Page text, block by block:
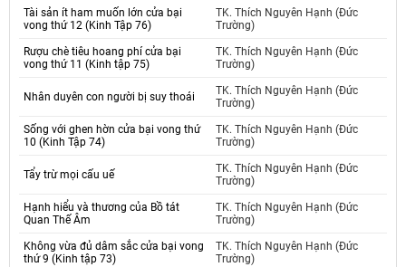
Tài sản ít ham muốn lớn cửa bại
vong thứ 12 (Kinh Tập 76)
TK. Thích Nguyên Hạnh (Đức
Trường)
Rượu chè tiêu hoang phí cửa bại
vong thứ 11 (Kinh tập 75)
TK. Thích Nguyên Hạnh (Đức
Trường)
Nhân duyên con người bị suy thoái
TK. Thích Nguyên Hạnh (Đức
Trường)
Sống với ghen hờn cửa bại vong thứ
10 (Kinh Tập 74)
TK. Thích Nguyên Hạnh (Đức
Trường)
Tẩy trừ mọi cấu uế
TK. Thích Nguyên Hạnh (Đức
Trường)
Hạnh hiểu và thương của Bồ tát
Quan Thế Âm
TK. Thích Nguyên Hạnh (Đức
Trường)
Không vừa đủ dâm sắc cửa bại vong
thứ 9 (Kinh tập 73)
TK. Thích Nguyên Hạnh (Đức
Trường)